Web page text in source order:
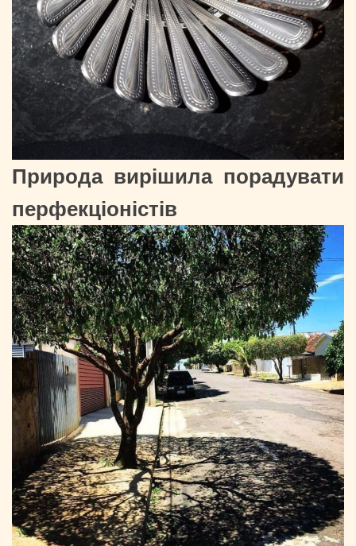
Природа вирішила порадувати
перфекціоністів